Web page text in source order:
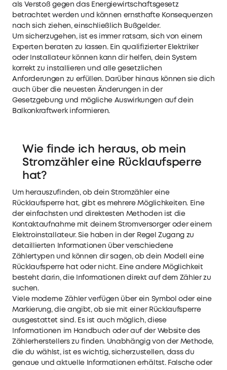
als Verstoß gegen das Energiewirtschaftsgesetz
betrachtet werden und können ernsthafte Konsequenzen
nach sich ziehen, einschließlich Bußgelder.
Um sicherzugehen, ist es immer ratsam, sich von einem
Experten beraten zu lassen. Ein qualifizierter Elektriker
oder Installateur können kann dir helfen, dein System
korrekt zu installieren und alle gesetzlichen
Anforderungen zu erfüllen. Darüber hinaus können sie dich
auch über die neuesten Änderungen in der
Gesetzgebung und mögliche Auswirkungen auf dein
Balkonkraftwerk informieren.
Wie finde ich heraus, ob mein
Stromzähler eine Rücklaufsperre
hat?
Um herauszufinden, ob dein Stromzähler eine
Rücklaufsperre hat, gibt es mehrere Möglichkeiten. Eine
der einfachsten und direktesten Methoden ist die
Kontaktaufnahme mit deinem Stromversorger oder einem
Elektroinstallateur. Sie haben in der Regel Zugang zu
detaillierten Informationen über verschiedene
Zählertypen und können dir sagen, ob dein Modell eine
Rücklaufsperre hat oder nicht. Eine andere Möglichkeit
besteht darin, die Informationen direkt auf dem Zähler zu
suchen.
Viele moderne Zähler verfügen über ein Symbol oder eine
Markierung, die angibt, ob sie mit einer Rücklaufsperre
ausgestattet sind. Es ist auch möglich, diese
Informationen im Handbuch oder auf der Website des
Zählerherstellers zu finden. Unabhängig von der Methode,
die du wählst, ist es wichtig, sicherzustellen, dass du
genaue und aktuelle Informationen erhältst. Falsche oder